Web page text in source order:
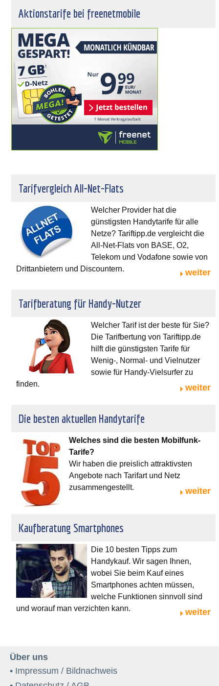
Aktionstarife bei freenetmobile
Tarifvergleich All-Net-Flats
Welcher Provider hat die
günstigsten Handytarife für alle
Netze? Tariftipp.de vergleicht die
All-Net-Flats von BASE, O2,
Telekom und Vodafone sowie von
Drittanbietern und Discountern.
weiter
Tarifberatung für Handy-Nutzer
Welcher Tarif ist der beste für Sie?
Die Tarifbertung von Tariftipp.de
hilft die günstigsten Tarife für
Wenig-, Normal- und Vielnutzer
sowie für Handy-Vielsurfer zu
finden.
weiter
Die besten aktuellen Handytarife
Welches sind die besten Mobilfunk-
Tarife?
Wir haben die preislich attraktivsten
Angebote nach Tarifart und Netz
zusammengestellt.
weiter
Kaufberatung Smartphones
Die 10 besten Tipps zum
Handykauf. Wir sagen Ihnen,
wobei Sie beim Kauf eines
Smartphones achten müssen,
welche Funktionen sinnvoll sind
und worauf man verzichten kann.
weiter
Über uns
• Impressum / Bildnachweis